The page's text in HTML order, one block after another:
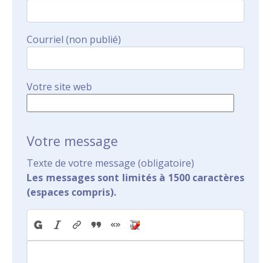
Courriel (non publié)
Votre site web
Votre message
Texte de votre message (obligatoire)
Les messages sont limités à 1500 caractères
(espaces compris).